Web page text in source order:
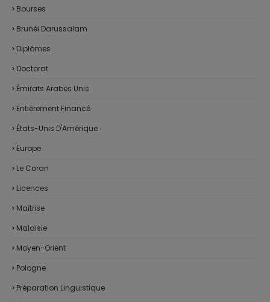
Bourses
Brunéi Darussalam
Diplômes
Doctorat
Émirats Arabes Unis
Entièrement Financé
États-Unis D'Amérique
Europe
Le Coran
Licences
Maîtrise
Malaisie
Moyen-Orient
Pologne
Préparation Linguistique